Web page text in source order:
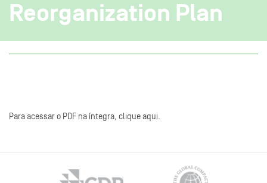
Reorganization Plan
Para acessar o PDF na íntegra, clique aqui.